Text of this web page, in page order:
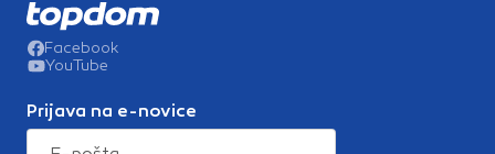
Facebook
YouTube
Prijava na e-novice